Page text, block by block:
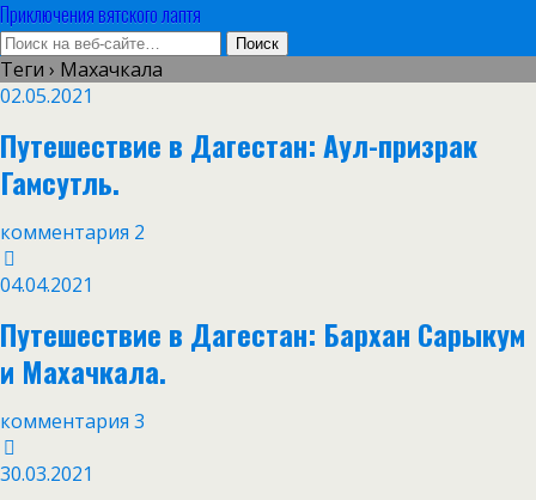
Приключения вятского лаптя
Теги › Махачкала
02.05.2021
Путешествие в Дагестан: Аул-призрак
Гамсутль.
комментария 2
04.04.2021
Путешествие в Дагестан: Бархан Сарыкум
и Махачкала.
комментария 3
30.03.2021